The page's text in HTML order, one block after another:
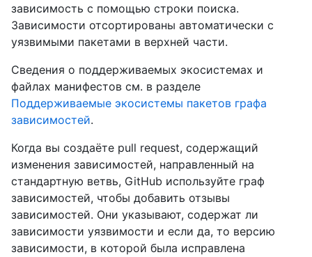
зависимость с помощью строки поиска.
Зависимости отсортированы автоматически с
уязвимыми пакетами в верхней части.
Сведения о поддерживаемых экосистемах и
файлах манифестов см. в разделе
Поддерживаемые экосистемы пакетов графа
зависимостей.
Когда вы создаёте pull request, содержащий
изменения зависимостей, направленный на
стандартную ветвь, GitHub используйте граф
зависимостей, чтобы добавить отзывы
зависимостей. Они указывают, содержат ли
зависимости уязвимости и если да, то версию
зависимости, в которой была исправлена